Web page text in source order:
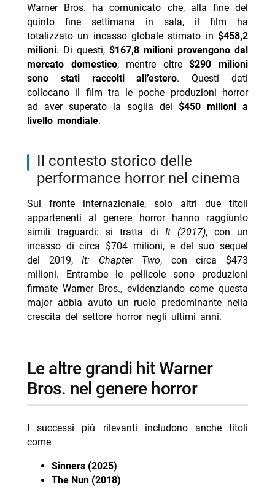
Warner Bros. ha comunicato che, alla fine del
quinto fine settimana in sala, il film ha
totalizzato un incasso globale stimato in$458,2
milioni. Di questi, $167,8 milioni provengono dal
mercato domestico, mentre oltre$290 milioni
sono stati raccolti all’estero. Questi dati
collocano il film tra le poche produzioni horror
ad aver superato la soglia dei$450 milioni a
livello mondiale.
il contesto storico delle
performance horror nel cinema
Sul fronte internazionale, solo altri due titoli
appartenenti al genere horror hanno raggiunto
simili traguardi: si tratta di It (2017), con un
incasso di circa $704 milioni, e del suo sequel
del 2019,It: Chapter Two, con circa $473
milioni. Entrambe le pellicole sono produzioni
firmate Warner Bros., evidenziando come questa
major abbia avuto un ruolo predominante nella
crescita del settore horror negli ultimi anni.
le altre grandi hit Warner
Bros. nel genere horror
I successi più rilevanti includono anche titoli
come
Sinners (2025)
The Nun (2018)